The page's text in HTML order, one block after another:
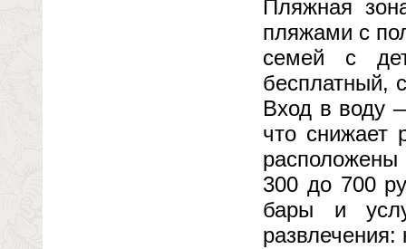
Пляжная
пляжами с
семей с
бесплатный,
Вход в воду
что снижает
300 до 700
бары и
развлечения: